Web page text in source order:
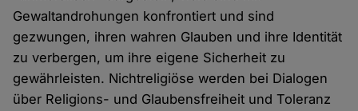
Gewaltandrohungen konfrontiert und sind
gezwungen, ihren wahren Glauben und ihre Identität
zu verbergen, um ihre eigene Sicherheit zu
gewährleisten. Nichtreligiöse werden bei Dialogen
über Religions- und Glaubensfreiheit und Toleranz